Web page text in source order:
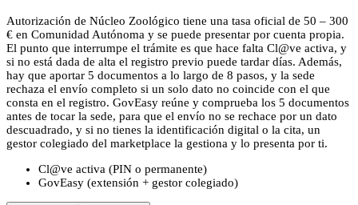
Autorización de Núcleo Zoológico tiene una tasa oficial de 50 – 300
€ en Comunidad Autónoma y se puede presentar por cuenta propia.
El punto que interrumpe el trámite es que hace falta Cl@ve activa, y
si no está dada de alta el registro previo puede tardar días. Además,
hay que aportar 5 documentos a lo largo de 8 pasos, y la sede
rechaza el envío completo si un solo dato no coincide con el que
consta en el registro. GovEasy reúne y comprueba los 5 documentos
antes de tocar la sede, para que el envío no se rechace por un dato
descuadrado, y si no tienes la identificación digital o la cita, un
gestor colegiado del marketplace la gestiona y lo presenta por ti.
Cl@ve activa (PIN o permanente)
GovEasy (extensión + gestor colegiado)